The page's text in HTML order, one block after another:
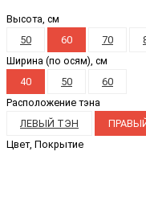
Высота, см
50
60 70
Ширина (по осям), см
40
50
60
Расположение тэна
ЛЕВЫЙ ТЭН
Цвет, Покрытие